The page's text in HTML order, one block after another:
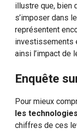
illustre que, bien
s’imposer dans
représentent
investissements
ainsi l’impact de
Enquête
Pour mieux
les technologies
chiffres de ces